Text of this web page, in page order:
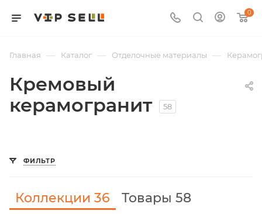
0
Главная — Каталог — Отделочные материалы —
Кремовый
керамогранит
58
ФИЛЬТР
Коллекции 36 Товары 58